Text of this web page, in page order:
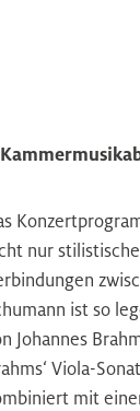
nur
ist so
Johannes
Viola-
mit